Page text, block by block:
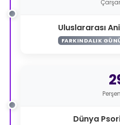
Uluslararası
FARKINDALIK
Dünya